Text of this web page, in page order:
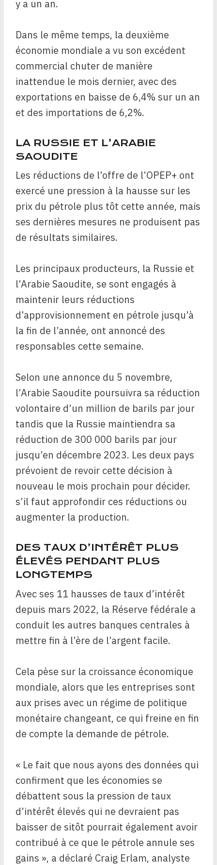
y a un an.
Dans le même temps, la deuxième
économie mondiale a vu son excédent
commercial chuter de manière
inattendue le mois dernier, avec des
exportations en baisse de 6,4% sur un an
et des importations de 6,2%.
LA RUSSIE ET L’ARABIE
SAOUDITE
Les réductions de l’offre de l’OPEP+ ont
exercé une pression à la hausse sur les
prix du pétrole plus tôt cette année, mais
ses dernières mesures ne produisent pas
de résultats similaires.
Les principaux producteurs, la Russie et
l’Arabie Saoudite, se sont engagés à
maintenir leurs réductions
d’approvisionnement en pétrole jusqu’à
la fin de l’année, ont annoncé des
responsables cette semaine.
Selon une annonce du 5 novembre,
l’Arabie Saoudite poursuivra sa réduction
volontaire d’un million de barils par jour
tandis que la Russie maintiendra sa
réduction de 300 000 barils par jour
jusqu’en décembre 2023. Les deux pays
prévoient de revoir cette décision à
nouveau le mois prochain pour décider.
s’il faut approfondir ces réductions ou
augmenter la production.
DES TAUX D’INTÉRÊT PLUS
ÉLEVÉS PENDANT PLUS
LONGTEMPS
Avec ses 11 hausses de taux d’intérêt
depuis mars 2022, la Réserve fédérale a
conduit les autres banques centrales à
mettre fin à l’ère de l’argent facile.
Cela pèse sur la croissance économique
mondiale, alors que les entreprises sont
aux prises avec un régime de politique
monétaire changeant, ce qui freine en fin
de compte la demande de pétrole.
« Le fait que nous ayons des données qui
confirment que les économies se
débattent sous la pression de taux
d’intérêt élevés qui ne devraient pas
baisser de sitôt pourrait également avoir
contribué à ce que le pétrole annule ses
gains », a déclaré Craig Erlam, analyste